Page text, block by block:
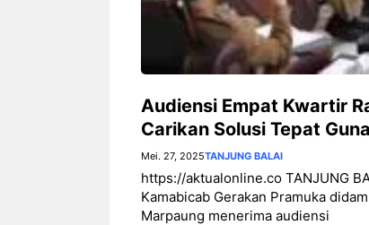
Audiensi Empat Kwartir
Carikan Solusi Tepat
Mei. 27, 2025TANJUNG BALAI
https://aktualonline.co TANJUNG
Kamabicab Gerakan Pramuka
Marpaung menerima audiensi